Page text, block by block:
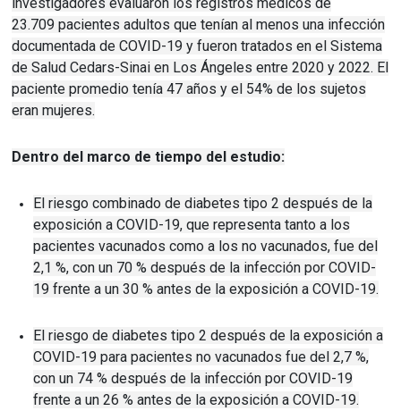
23.709pacientes adultos que tenían al menos una infección
documentada de COVID-19 y fueron tratados en el Sistema
de Salud Cedars-Sinai en Los Ángeles entre 2020 y 2022. El
paciente promedio tenía 47 años y el 54% de los sujetos
eran mujeres.
Dentro del marco de tiempo del estudio:
El riesgo combinado de diabetes tipo 2 después de la
exposición a COVID-19, que representa tanto a los
pacientes vacunados como a los no vacunados, fue del
2,1 %, con un 70 % después de la infección por COVID-
19 frente a un 30 % antes de la exposición a COVID-19.
El riesgo de diabetes tipo 2 después de la exposición a
COVID-19 para pacientes no vacunados fue del 2,7 %,
con un 74 % después de la infección por COVID-19
frente a un 26 % antes de la exposición a COVID-19.